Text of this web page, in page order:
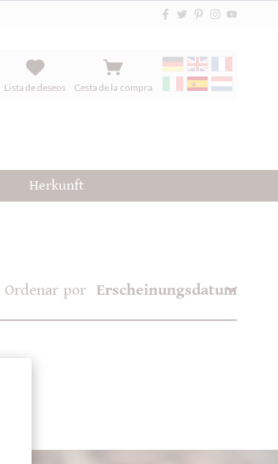
Lista de deseos Cesta de la compra
Herkunft
Ordenar por